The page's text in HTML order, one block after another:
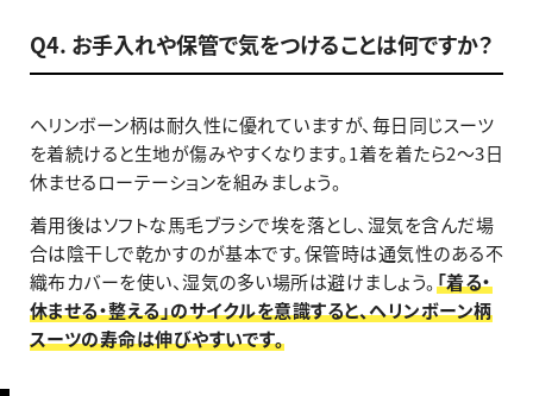
Q4. お手入れや保管で気をつけることは何ですか？
ヘリンボーン柄は耐久性に優れていますが、毎日同じスーツ
を着続けると生地が傷みやすくなります。1着を着たら2〜3日
休ませるローテーションを組みましょう。
着用後はソフトな馬毛ブラシで埃を落とし、湿気を含んだ場
合は陰干しで乾かすのが基本です。保管時は通気性のある不
織布カバーを使い、湿気の多い場所は避けましょう。「着る・
休ませる・整える」のサイクルを意識すると、ヘリンボーン柄
スーツの寿命は伸びやすいです。